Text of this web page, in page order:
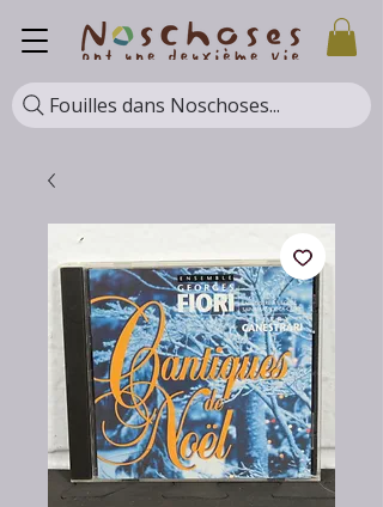
Fouilles dans Noschoses...